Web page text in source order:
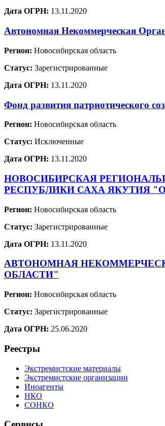
Дата ОГРН: 13.11.2020
Автономная Некоммерческая
Регион: Новосибирская область
Статус: Зарегистрированные
Дата ОГРН: 13.11.2020
Фонд развития
Регион: Новосибирская область
Статус: Исключенные
Дата ОГРН: 13.11.2020
НОВОСИБИРСКАЯ
РЕСПУБЛИКИ САХА ЯКУТИЯ
Регион: Новосибирская область
Статус: Зарегистрированные
Дата ОГРН: 13.11.2020
АВТОНОМНАЯ
ОБЛАСТИ"
Регион: Новосибирская область
Статус: Зарегистрированные
Дата ОГРН: 25.06.2020
Реестры
Экстремистские материалы
Экстремистские организации
Иноагенты
НКО
СОНКО